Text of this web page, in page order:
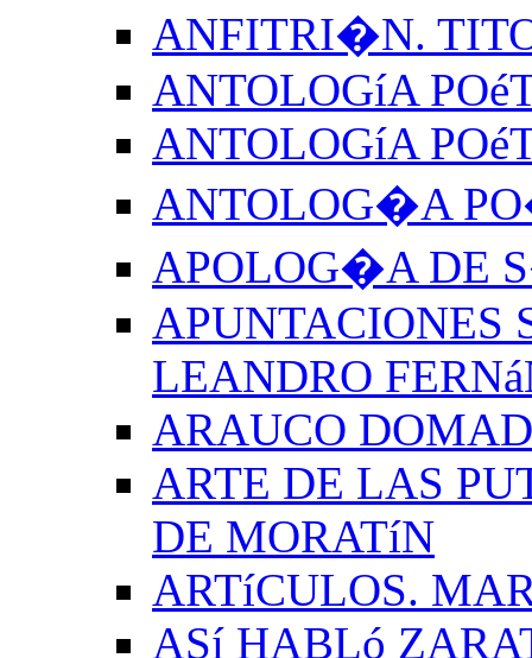
ANFITRI�N.
ANTOLOGíA
ANTOLOGíA
ANTOLOG�A
APOLOG�A DE
APUNTACIONES
LEANDRO
ARAUCO
ARTE DE LAS
DE MORATíN
ARTíCULOS.
ASí HABLó